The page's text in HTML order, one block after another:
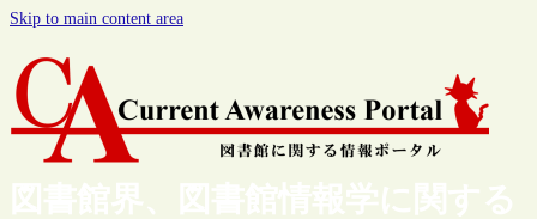
Skip to main content area
図書館界、図書館情報学に関する